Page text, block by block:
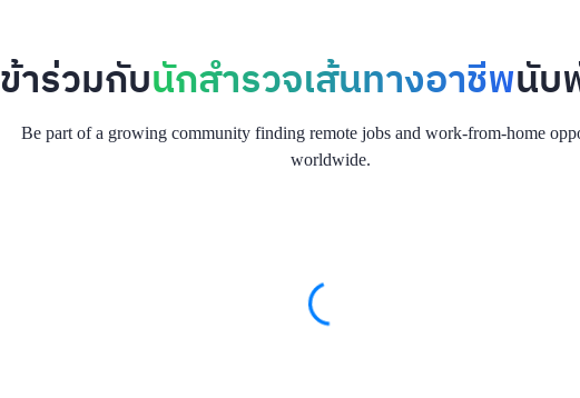
ข้าร่วมกับนักสำรวจเส้นทางอาชีพนับ
Be part of a growing community finding remote jobs and work-from-home
worldwide.